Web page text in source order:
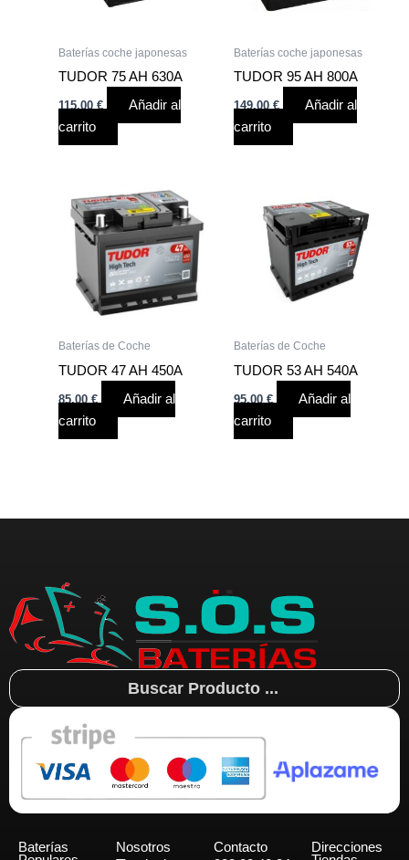
Baterías coche japonesas
TUDOR 75 AH 630A
115,00€
Añadir al
carrito
Baterías coche japonesas
TUDOR 95 AH 800A
149,00€
Añadir al
carrito
Baterías de Coche
TUDOR 47 AH 450A
85,00 €
Añadir al
carrito
Baterías de Coche
TUDOR 53 AH 540A
95,00 €
Añadir al
carrito
Search
...
Baterías
Nosotros Contacto
Direcciones